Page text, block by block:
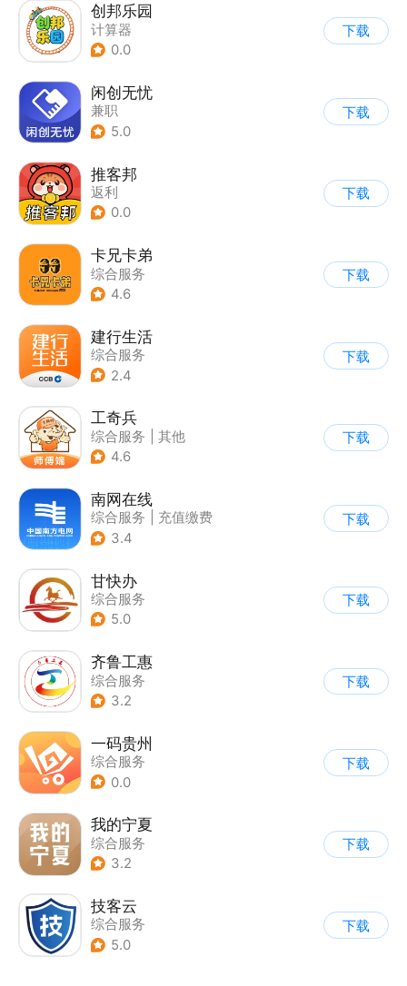
创邦乐园
计算器
0.0
下载
闲创无忧
兼职
5.0
下载
推客邦
返利
0.0
下载
卡兄卡弟
综合服务
4.6
下载
建行生活
综合服务
2.4
下载
工奇兵
综合服务
其他
4.6
下载
南网在线
综合服务
充值缴费
3.4
下载
甘快办
综合服务
5.0
下载
齐鲁工惠
综合服务
3.2
下载
一码贵州
综合服务
0.0
下载
我的宁夏
综合服务
3.2
下载
技客云
综合服务
5.0
下载